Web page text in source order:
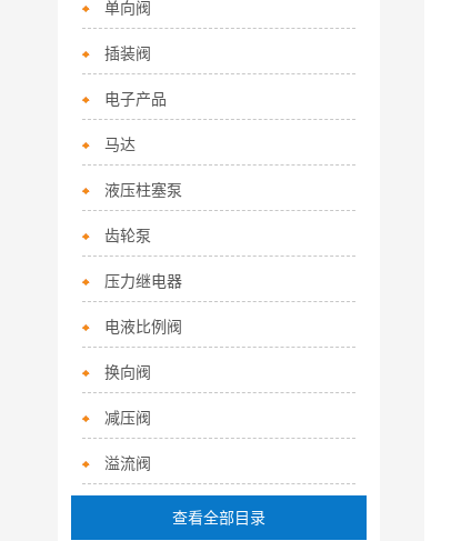
单向阀
插装阀
电子产品
马达
液压柱塞泵
齿轮泵
压力继电器
电液比例阀
换向阀
减压阀
溢流阀
查看全部目录